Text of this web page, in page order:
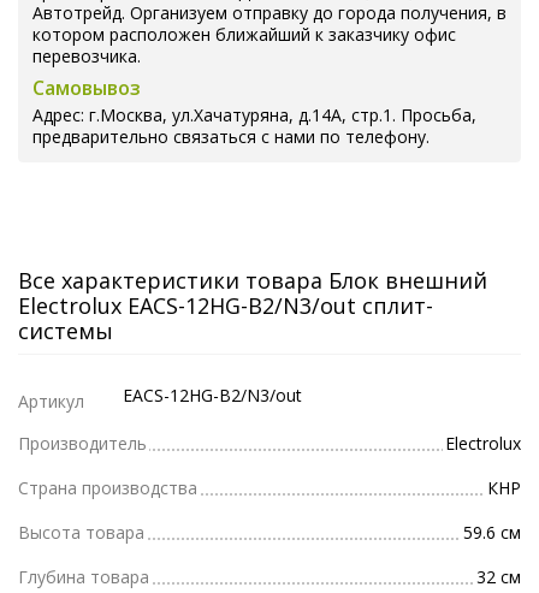
Автотрейд. Организуем отправку до города получения, в
котором расположен ближайший к заказчику офис
перевозчика.
Самовывоз
Адрес: г.Москва, ул.Хачатуряна, д.14А, стр.1. Просьба,
предварительно связаться с нами по телефону.
Все характеристики товара Блок внешний
Electrolux EACS-12HG-B2/N3/out сплит-
системы
Артикул EACS-12HG-B2/N3/out
Производитель
Electrolux
Страна производства
КНР
Высота товара
59.6 см
Глубина товара
32 см